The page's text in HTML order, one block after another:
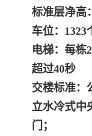
标准层净高
车位：1323
电梯：每栋
超过40秒
交楼标准：
立水冷式中
门；